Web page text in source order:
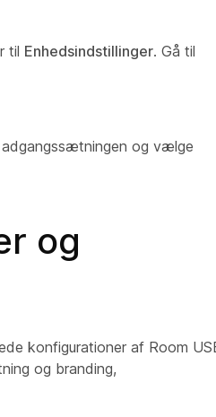
til Enhedsindstillinger. Gå til
og vælge
og
konfigurationer af Room
og branding,